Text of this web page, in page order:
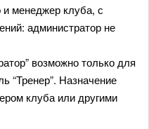
менеджер клуба, с
администратор не
возможно только для
“Тренер”. Назначение
клуба или другими